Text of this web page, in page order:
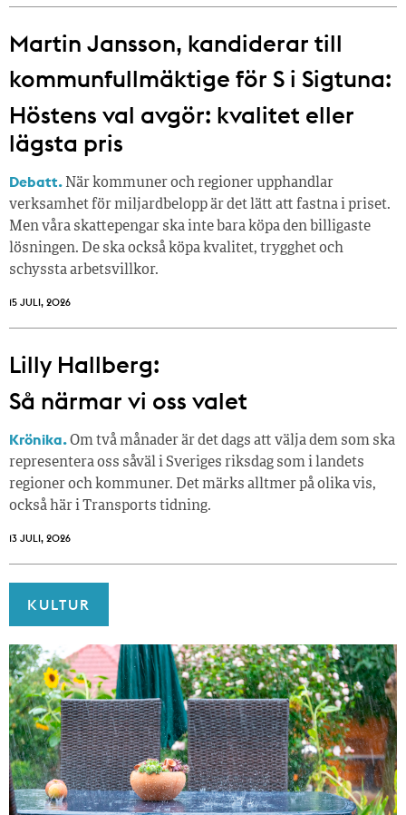
Martin Jansson, kandiderar till
kommunfullmäktige för S i Sigtuna:
Höstens val avgör: kvalitet eller
lägsta pris
Debatt. När kommuner och regioner upphandlar
verksamhet för miljardbelopp är det lätt att fastna i priset.
Men våra skattepengar ska inte bara köpa den billigaste
lösningen. De ska också köpa kvalitet, trygghet och
schyssta arbetsvillkor.
15 JULI, 2026
Lilly Hallberg:
Så närmar vi oss valet
Krönika.Om två månader är det dags att välja dem som ska
representera oss såväl i Sveriges riksdag som i landets
regioner och kommuner. Det märks alltmer på olika vis,
också här i Transports tidning.
13 JULI, 2026
KULTUR